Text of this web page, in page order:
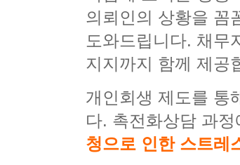
의뢰인의 상황을 꼼
도와드립니다. 채무
지지까지 함께 제공
개인회생 제도를 통
다. 촉전화상담 과
청으로 인한 스트레